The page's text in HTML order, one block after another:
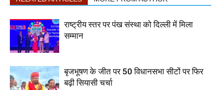
राष्ट्रीय स्तर पर पंख संस्था को दिल्ली में मिला
सम्मान
बृजभूषण के जीत पर 50 विधानसभा सीटों पर फिर
बढ़ी सियासी चर्चा